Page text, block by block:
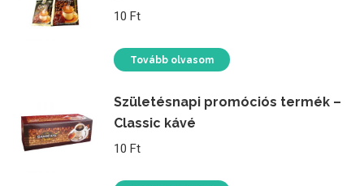
10 Ft
Tovább olvasom
Születésnapi promóciós termék –
Classic kávé
10 Ft